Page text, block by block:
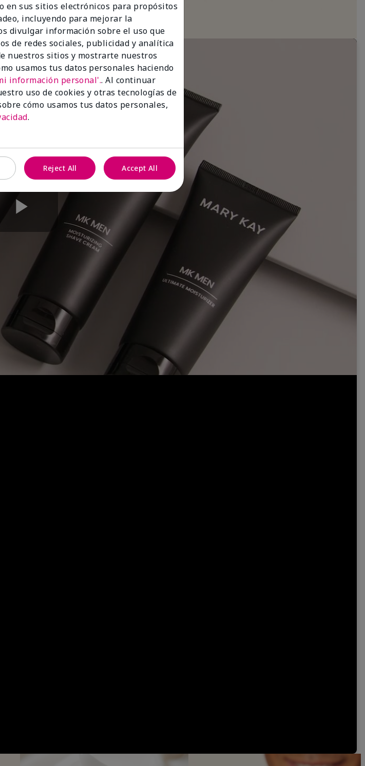
Play
Video
en sus sitios electrónicos para propósitos
incluyendo para mejorar la
divulgar información sobre el uso que
de redes sociales, publicidad y analítica
nuestros sitios y mostrarte nuestros
usamos tus datos personales haciendo
información personal'.. Al continuar
uso de cookies y otras tecnologías de
cómo usamos tus datos personales,
.
Reject All Accept All